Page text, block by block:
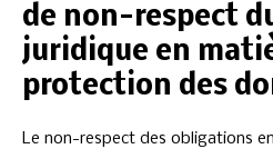
de non-respect
juridique en
protection des
Le non-respect des obligations